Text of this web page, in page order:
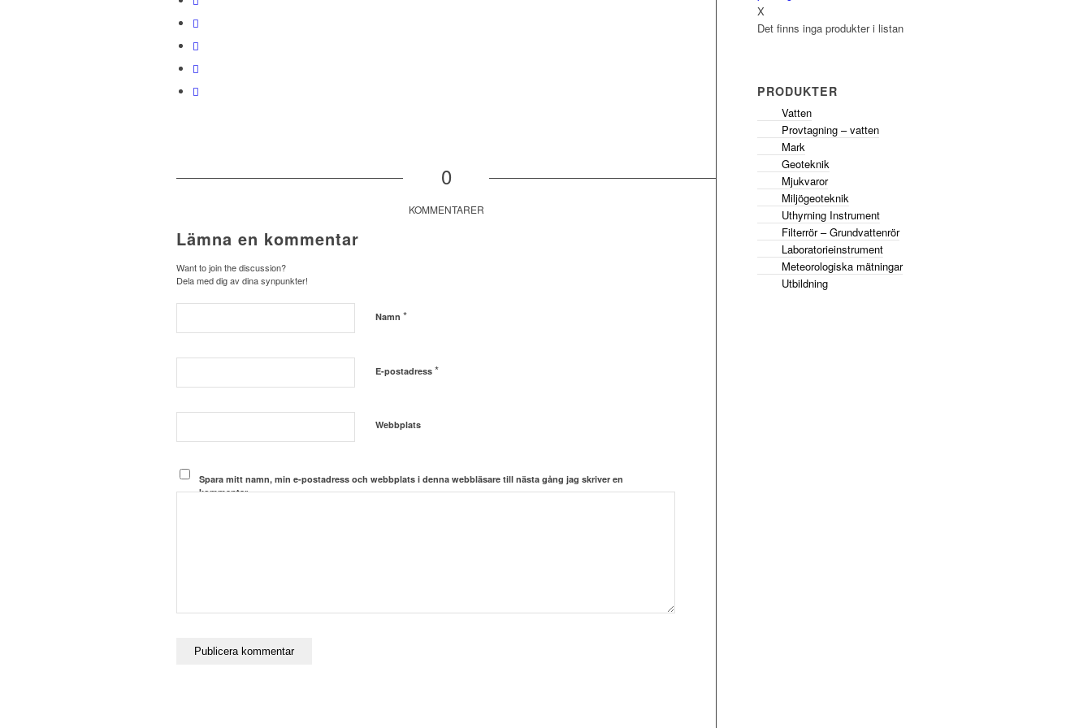
0
KOMMENTARER
Lämna en kommentar
Want to join the discussion?
Dela med dig av dina synpunkter!
Namn *
E-postadress *
Webbplats
Spara mitt namn, min e-postadress och webbplats i denna webbläsare till nästa gång jag skriver en
kommentar.
X
Det finns inga produkter i listan
PRODUKTER
Vatten
Provtagning – vatten
Mark
Geoteknik
Mjukvaror
Miljögeoteknik
Uthyrning Instrument
Filterrör – Grundvattenrör
Laboratorieinstrument
Meteorologiska mätningar
Utbildning